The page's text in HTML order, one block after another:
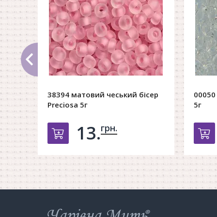
38394 матовий чеський бісер
Preciosa 5г
Добавить в корзину
13.грн.
5г
Інтернет-